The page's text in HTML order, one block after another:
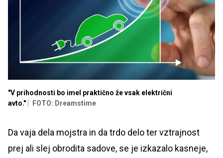
"V prihodnosti bo imel praktično že vsak električni
avto."
FOTO: Dreamstime
Da vaja dela mojstra in da trdo delo ter vztrajnost
prej ali slej obrodita sadove, se je izkazalo kasneje,